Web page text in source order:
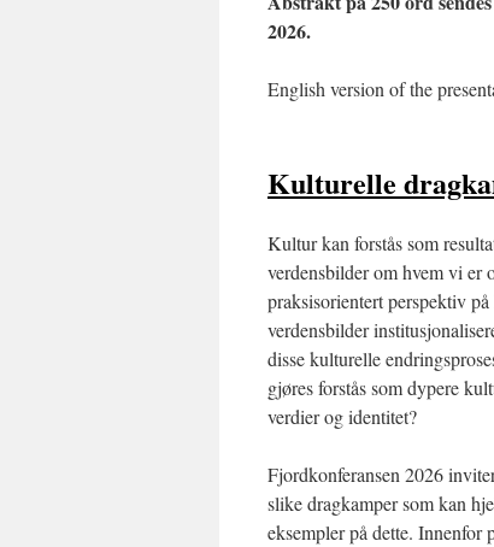
2026.
English version of the
Kulturelle
Kultur kan forstås som
verdensbilder om hvem vi er
praksisorientert perspektiv
verdensbilder
disse kulturelle
gjøres forstås som dypere
verdier og identitet?
Fjordkonferansen 2026
slike dragkamper som kan
eksempler på dette. Innenfor